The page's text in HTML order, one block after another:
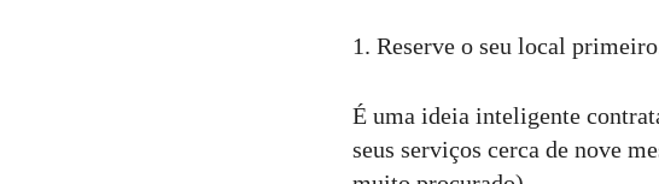
1. Reserve o seu local
É uma ideia inteligente
seus serviços cerca de nove